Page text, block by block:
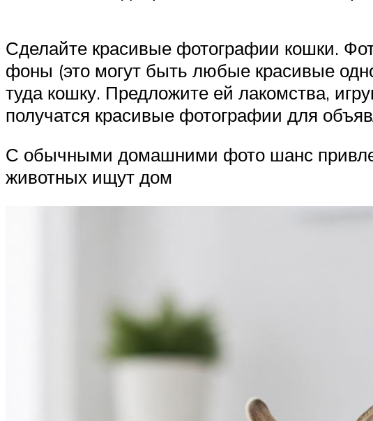
Сделайте красивые фотографии кошки.
фоны (это могут быть любые красивые
туда кошку. Предложите ей лакомства,
получатся красивые фотографии для
С обычными домашними фото шанс
животных ищут дом